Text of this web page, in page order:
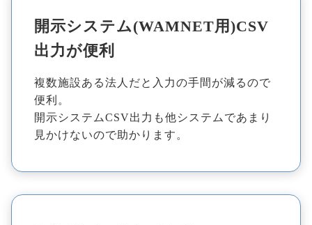
開示システム(WAMNET用)CSV
出力が便利
複数施設ある法人だと入力の手間が減るので
便利。
開示システムCSV出力も他システムであまり
見かけないので助かります。